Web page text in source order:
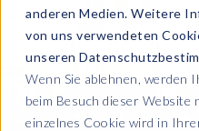
anderen Medien. Weitere
von uns verwendeten
unseren
Wenn Sie ablehnen, werden
beim Besuch dieser Website
einzelnes Cookie wird in